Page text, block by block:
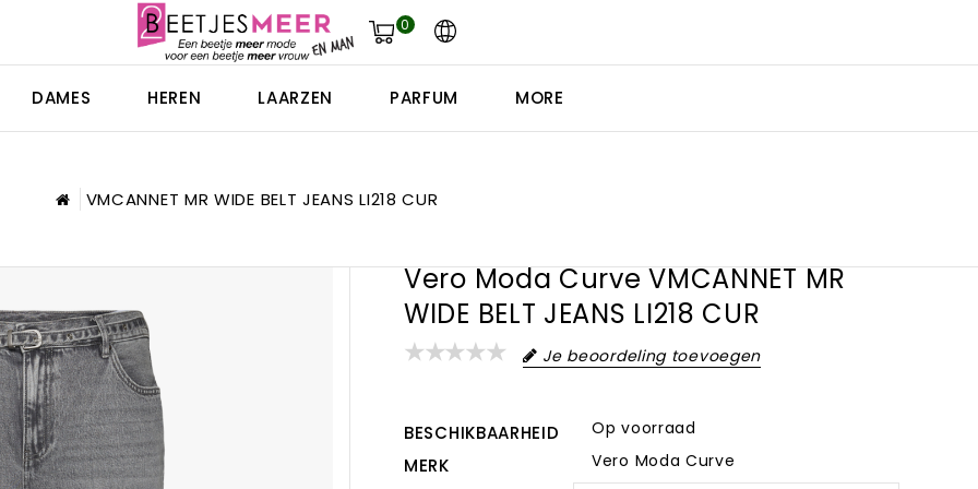
0
DAMES HEREN LAARZEN PARFUM MORE
VMCANNET MR WIDE BELT JEANS LI218 CUR
Vero Moda Curve VMCANNET MR
WIDE BELT JEANS LI218 CUR
Je beoordeling toevoegen
BESCHIKBAARHEID Op voorraad
MERK Vero Moda Curve